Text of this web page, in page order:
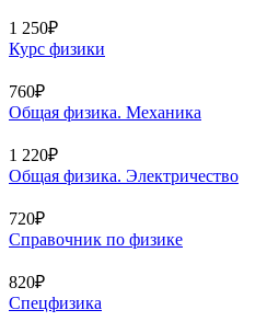
1 250₽
Курс физики
760₽
Общая физика. Механика
1 220₽
Общая физика. Электричество
720₽
Справочник по физике
820₽
Спецфизика